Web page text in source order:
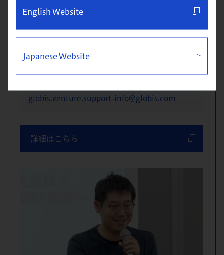
English Website
Japanese Website
とし、1案件あたり1,000万～9,900万円を投資
globis.venture.support-info@globis.com
詳細はこちら